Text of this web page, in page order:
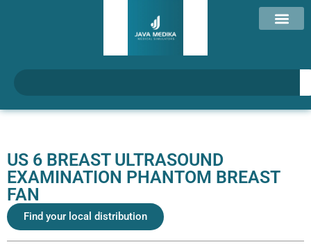
US 6 BREAST ULTRASOUND
EXAMINATION PHANTOM BREAST
FAN
Find your local distribution